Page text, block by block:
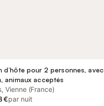
d’hôte pour 2 personnes, avec
animaux acceptés
Vienne (France)
€par nuit